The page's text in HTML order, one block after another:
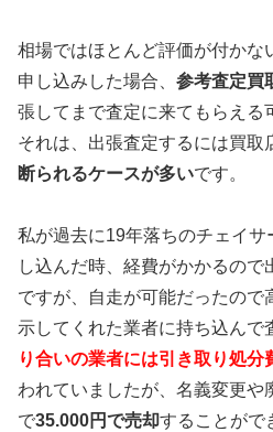
相場ではほとんど評価が付かな
申し込みした場合、 参考査定買
張してまで査定に来てもらえる
それは、出張査定するには買取
断られるケースが多いです。
私が過去に19年落ちのチェイサ
し込んだ時、経費がかかるので
ですが、自走が可能だったので
示してくれた業者に持ち込んで
り合いの業者には引き取り処分
われていましたが、名義変更や
で35.000円で売却することがで